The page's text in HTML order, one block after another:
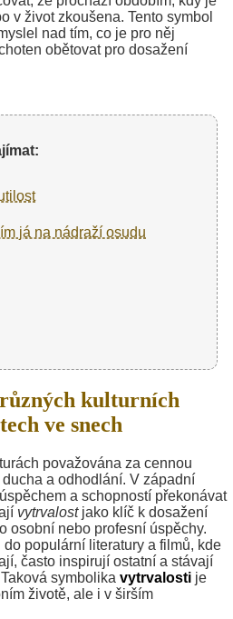
v život zkoušena. Tento symbol
nad tím, co je pro něj
obětovat pro dosažení
já na nádraží osudu
kulturních
ve snech
považována za cennou
a odhodlání. V západní
a schopností překonávat
vytrvalostjako klíč k dosažení
osobní nebo profesní úspěchy.
populární literatury a filmů, kde
často inspirují ostatní a stávají
symbolika vytrvalosti je
životě, ale i v širším